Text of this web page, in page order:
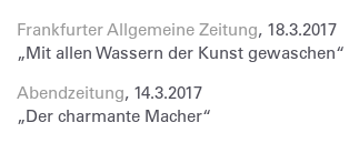
Frankfurter Allgemeine Zeitung, 18.3.2017
„Mit allen Wassern der Kunst gewaschen“
Abendzeitung, 14.3.2017
„Der charmante Macher“